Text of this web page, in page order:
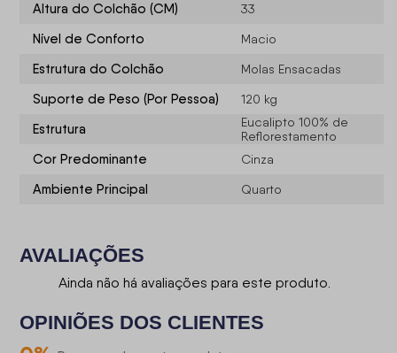
Altura do Colchão (CM) 33
Nível de Conforto Macio
Estrutura do Colchão Molas Ensacadas
Suporte de Peso (Por Pessoa) 120 kg
Estrutura
Eucalipto 100% de
Reflorestamento
Cor Predominante Cinza
Ambiente Principal Quarto
AVALIAÇÕES
Ainda não há avaliações para este produto.
OPINIÕES DOS CLIENTES